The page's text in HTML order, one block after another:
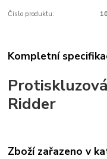
Číslo produktu:
Kompletní
Ridder
Zboží zařazeno v